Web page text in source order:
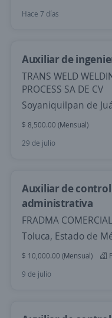
Hace 7 días
Auxiliar de
TRANS WELD
PROCESS SA DE CV
Soyaniquilpan de
$ 8,500.00 (Mensual)
29 de julio
Auxiliar de
administrativa
FRADMA
Toluca, Estado de
$ 10,000.00 (Mensual)
9 de julio